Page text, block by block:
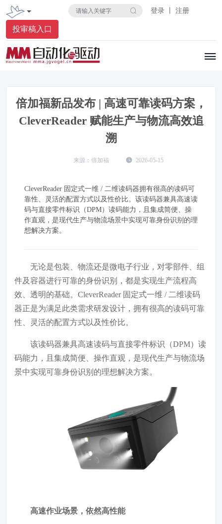
登录 丨 注册
投审稿入口
倍加福新品发布 | 高速可靠读码方案，
CleverReader 赋能生产与物流高效追
溯
倍加福 2026-05-15
CleverReader 固定式一维 / 二维读码器拥有很高的读码可
靠性、灵活的配置方式以及性价比。该读码器兼具高速读
码与直接零件标识（DPM）读码能力，且集成简便、操
作直观，是现代生产与物流场景中实现可靠身份识别的理
想解决方案。
无论是包装、物流还是微电子行业，对零部件、组
件及容器进行可靠的身份识别，都是实现生产流程高
效、透明的基础。 CleverReader 固定式一维 /二维读码
器正是为满足此类需求研发设计，拥有很高的读码可靠
性、 灵活的配置方式以及性价比。
该读码器兼具高速读码与直接零件标识（DPM）读
码能力，且集成简便、操作直观，是现代生产与物流场
景中实现可靠身份识别的理想解决方案。
高速作业场景，依然高性能